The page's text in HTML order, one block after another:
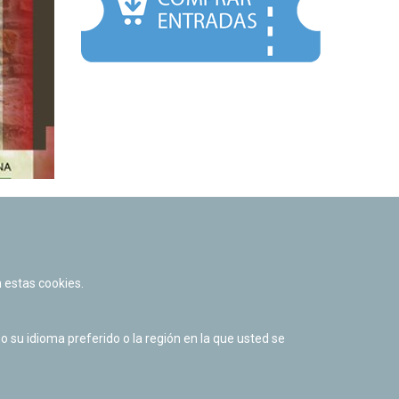
cookies.
su idioma preferido o la región en la que usted se